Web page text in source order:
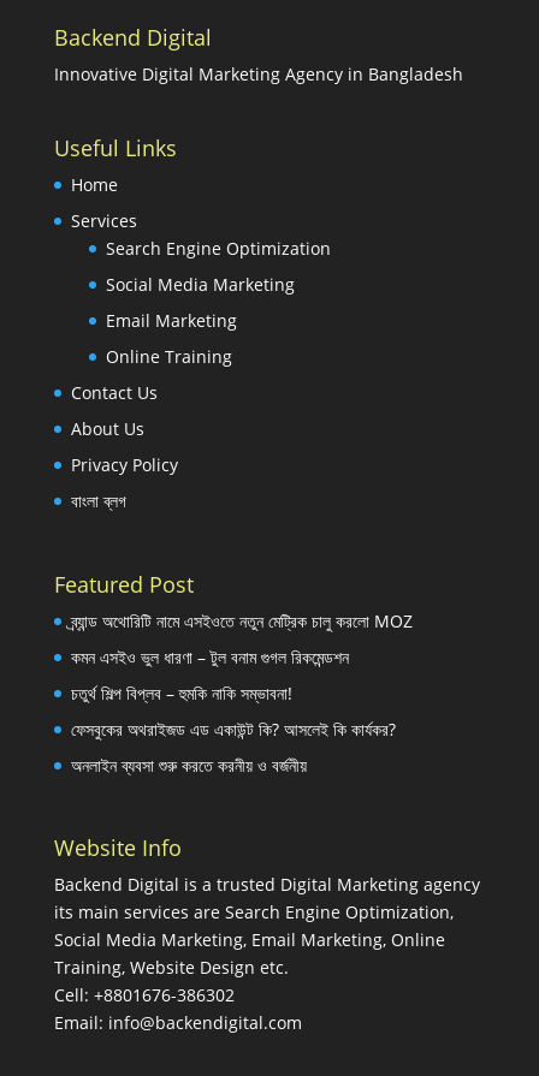
Backend Digital
Innovative Digital Marketing Agency in Bangladesh
Useful Links
Home
Services
Search Engine Optimization
Social Media Marketing
Email Marketing
Online Training
Contact Us
About Us
Privacy Policy
বাংলা ব্লগ
Featured Post
ব্র্যান্ড অথোরিটি নামে এসইওতে নতুন মেট্রিক চালু করলো MOZ
কমন এসইও ভুল ধারণা – টুল বনাম গুগল রিকমেন্ডশন
চতুর্থ শিল্প বিপ্লব – হুমকি নাকি সম্ভাবনা!
ফেসবুকের অথরাইজড এড একাউন্ট কি? আসলেই কি কার্যকর?
অনলাইন ব্যবসা শুরু করতে করনীয় ও বর্জনীয়
Website Info
Backend Digital is a trusted Digital Marketing agency
its main services are Search Engine Optimization,
Social Media Marketing, Email Marketing, Online
Training, Website Design etc.
Cell: +8801676-386302
Email: info@backendigital.com